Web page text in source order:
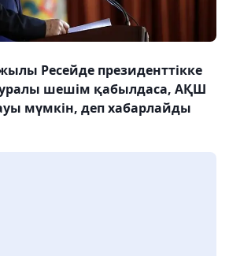
Ресейде президенттікке
шешім қабылдаса, АҚШ
мүмкін, деп хабарлайды